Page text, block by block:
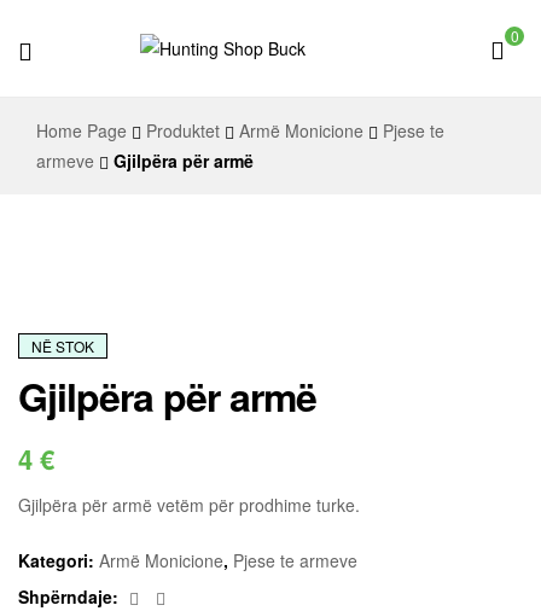
Shop
0
Home Page Produktet Armë Monicione
Pjese te
armeve
Gjilpëra për armë
NË STOK
Gjilpëra për armë
4€
Gjilpëra për armë vetëm për prodhime turke.
Kategori: Armë Monicione, Pjese te armeve
Shpërndaje:
Facebook